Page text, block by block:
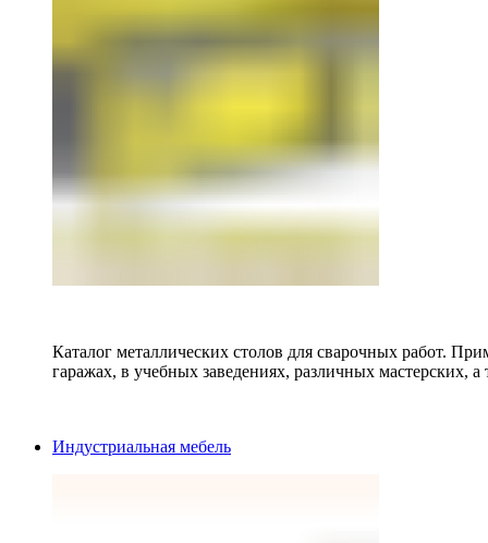
Каталог металлических столов для сварочных работ.
гаражах, в учебных заведениях, различных мастерских, а
Индустриальная мебель